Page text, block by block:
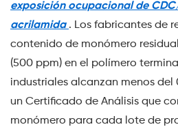
exposición ocupacional de CDC/
acrilamida . Los fabricantes de
contenido de monómero
(500 ppm) en el polímero
industriales alcanzan menos del
un Certificado de Análisis que
monómero para cada lote de